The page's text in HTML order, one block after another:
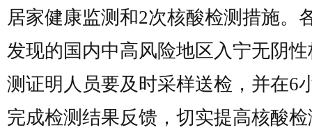
居家健康监测和2次核酸检测措施。
发现的国内中高风险地区入宁无阴
测证明人员要及时采样送检，并在6
完成检测结果反馈，切实提高核酸